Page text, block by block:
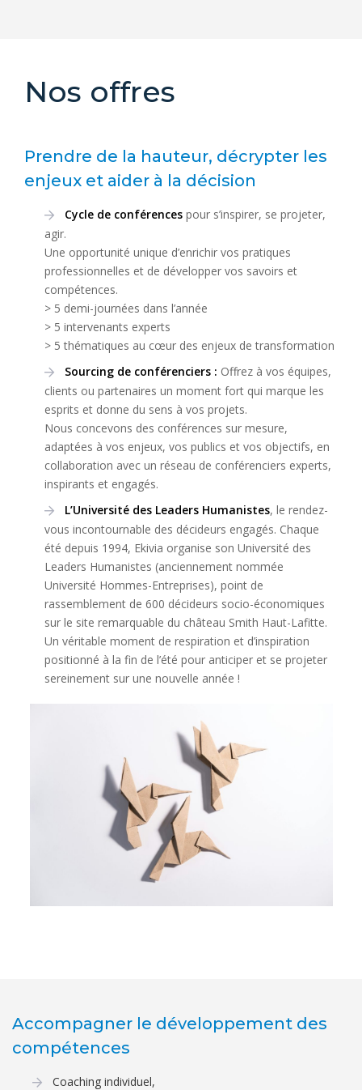
Nos offres
Prendre de la hauteur, décrypter les
enjeux et aider à la décision
Cycle de conférences pour s’inspirer, se projeter,
agir.
Une opportunité unique d’enrichir vos pratiques
professionnelles et de développer vos savoirs et
compétences.
> 5 demi-journées dans l’année
> 5 intervenants experts
> 5 thématiques au cœur des enjeux de transformation
Sourcing de conférenciers : Offrez à vos équipes,
clients ou partenaires un moment fort qui marque les
esprits et donne du sens à vos projets.
Nous concevons des conférences sur mesure,
adaptées à vos enjeux, vos publics et vos objectifs, en
collaboration avec un réseau de conférenciers experts,
inspirants et engagés.
L’Université des Leaders Humanistes, le rendez-
vous incontournable des décideurs engagés. Chaque
été depuis 1994, Ekivia organise son Université des
Leaders Humanistes (anciennement nommée
Université Hommes-Entreprises), point de
rassemblement de 600 décideurs socio-économiques
sur le site remarquable du château Smith Haut-Lafitte.
Un véritable moment de respiration et d’inspiration
positionné à la fin de l’été pour anticiper et se projeter
sereinement sur une nouvelle année !
Accompagner le développement des
compétences
Coaching individuel,